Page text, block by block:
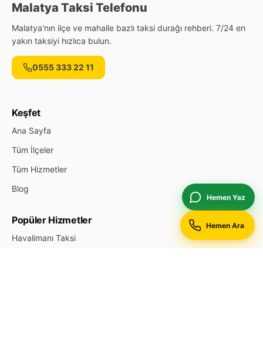
Malatya Taksi Telefonu
Malatya'nın ilçe ve mahalle bazlı taksi durağı rehberi. 7/24 en
yakın taksiyi hızlıca bulun.
0555 333 22 11
Keşfet
Ana Sayfa
Tüm İlçeler
Tüm Hizmetler
Blog
Popüler Hizmetler
Havalimanı Taksi
Hemen Yaz
Hemen Ara